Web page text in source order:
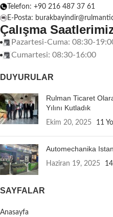
Telefon: +90 216 487 37 61
E-Posta:
Çalışma
Pazartesi-Cuma: 08:30-
Cumartesi: 08:30-16:00
DUYURULAR
Rulman Ticaret
Yılını Kutladık
Ekim 20, 2025 11
Automechanika
Haziran 19, 2025
SAYFALAR
Anasayfa